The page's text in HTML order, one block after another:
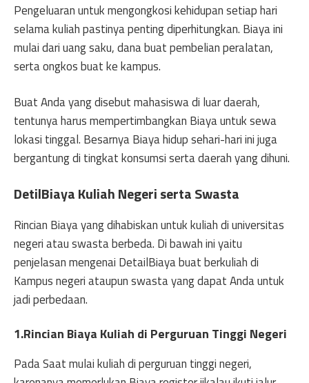
Pengeluaran untuk mengongkosi kehidupan setiap hari
selama kuliah pastinya penting diperhitungkan. Biaya ini
mulai dari uang saku, dana buat pembelian peralatan,
serta ongkos buat ke kampus.
Buat Anda yang disebut mahasiswa di luar daerah,
tentunya harus mempertimbangkan Biaya untuk sewa
lokasi tinggal. Besarnya Biaya hidup sehari-hari ini juga
bergantung di tingkat konsumsi serta daerah yang dihuni.
DetilBiaya Kuliah Negeri serta Swasta
Rincian Biaya yang dihabiskan untuk kuliah di universitas
negeri atau swasta berbeda. Di bawah ini yaitu
penjelasan mengenai DetailBiaya buat berkuliah di
Kampus negeri ataupun swasta yang dapat Anda untuk
jadi perbedaan.
1.Rincian Biaya Kuliah di Perguruan Tinggi Negeri
Pada Saat mulai kuliah di perguruan tinggi negeri,